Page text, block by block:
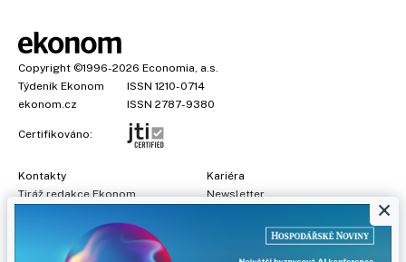
Copyright ©1996-2026 Economia, a.s.
Týdeník Ekonom
ISSN 1210-0714
ekonom.cz
ISSN 2787-9380
Certifikováno:
Kontakty
Tiráž redakce Ekonom
Kariéra
Newsletter
Prohlášení o cookies
Nastavení soukromí
×